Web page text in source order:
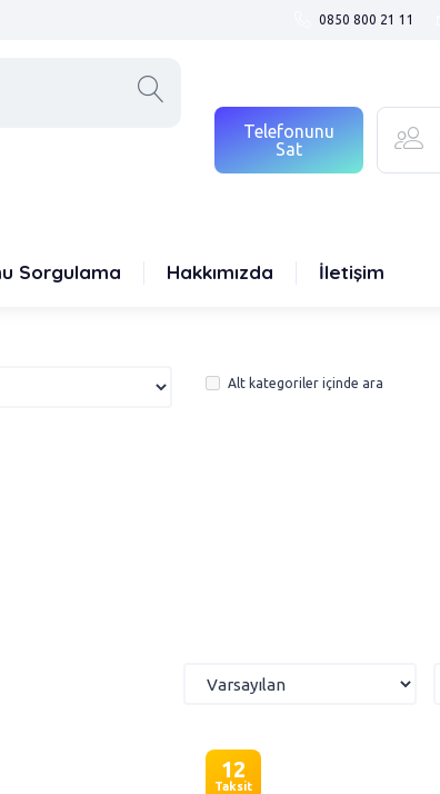
0850 800 21 11
Telefonunu
Sat
Sorgulama Hakkımızda İletişim
Alt kategoriler içinde ara
12
Taksit